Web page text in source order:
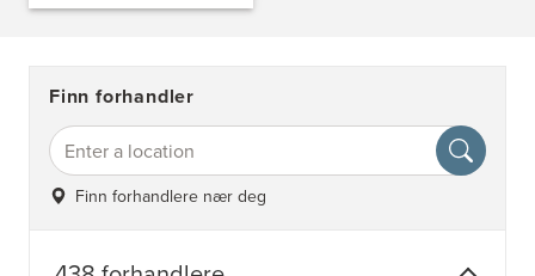
Finn forhandler
Finn forhandlere nær deg